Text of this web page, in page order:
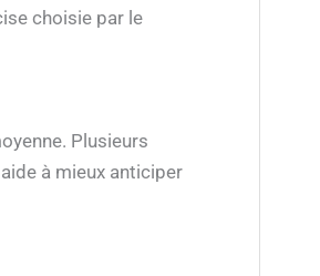
choisie par le
Plusieurs
à mieux anticiper